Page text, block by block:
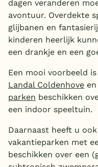
dagen veranderen
avontuur. Overdekte
glijbanen en
kinderen heerlijk
een drankje en een
Een mooi voorbeeld is
Landal Coldenhove
parken beschikken
een indoor speeltuin.
Daarnaast heeft u
vakantieparken met
beschikken over een